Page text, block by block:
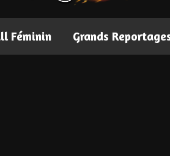
Féminin Grands